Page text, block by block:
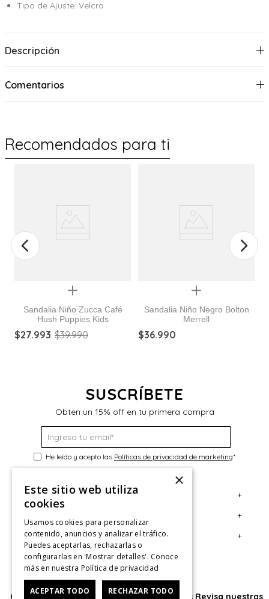
Tipo de Ajuste: Velcro
Descripción
Comentarios
Recomendados para ti
Quickview
Sandalia Niño Zucca Café
Hush Puppies Kids
$27.993 $39.990
Quickview
Sandalia Niño Negro Bolton
Merrell
$36.990
SUSCRÍBETE
Obten un 15% off en tu primera compra
He leído y acepto las Políticas de privacidad de marketing*
Servicio al Consumidor +
Centro de Ayuda
Contáctanos
Giftcard
Retiro en tienda
+
Términos y Condiciones
Políticas de Despacho
Cambios, Retracto y Garantía
Cuenta +
Mi Cuenta
Sigue tu compra
Oficina: Av. Las Condes #11281 - Las Condes Revisa nuestras
×
Este sitio web utiliza
cookies
Usamos cookies para personalizar
contenido, anuncios y analizar el tráfico.
Puedes aceptarlas, rechazarlas o
configurarlas en 'Mostrar detalles'. Conoce
más en nuestra Política de privacidad
ACEPTAR TODO RECHAZAR TODO